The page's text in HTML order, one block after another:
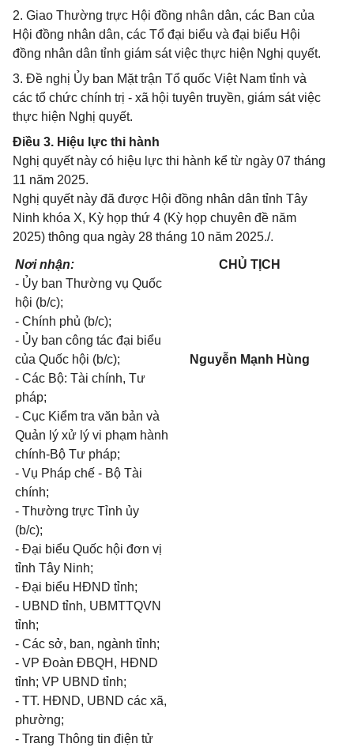
2. Giao Thường trực Hội đồng nhân dân, các Ban của
Hội đồng nhân dân, các Tổ đại biểu và đại biểu Hội
đồng nhân dân tỉnh giám sát việc thực hiện Nghị quyết.
3. Đề nghị Ủy ban Mặt trận Tổ quốc Việt Nam tỉnh và
các tổ chức chính trị - xã hội tuyên truyền, giám sát việc
thực hiện Nghị quyết.
Điều 3. Hiệu lực thi hành
Nghị quyết này có hiệu lực thi hành kể từ ngày 07 tháng
11 năm 2025.
Nghị quyết này đã được Hội đồng nhân dân tỉnh Tây
Ninh khóa X, Kỳ họp thứ 4 (Kỳ họp chuyên đề năm
2025) thông qua ngày 28 tháng 10 năm 2025./.
Nơi nhận:
- Ủy ban Thường vụ Quốc
hội (b/c);
- Chính phủ (b/c);
- Ủy ban công tác đại biểu
của Quốc hội (b/c);
- Các Bộ: Tài chính, Tư
pháp;
- Cục Kiểm tra văn bản và
Quản lý xử lý vi phạm hành
chính-Bộ Tư pháp;
- Vụ Pháp chế - Bộ Tài
chính;
- Thường trực Tỉnh ủy
(b/c);
- Đại biểu Quốc hội đơn vị
tỉnh Tây Ninh;
- Đại biểu HĐND tỉnh;
- UBND tỉnh, UBMTTQVN
tỉnh;
- Các sở, ban, ngành tỉnh;
- VP Đoàn ĐBQH, HĐND
tỉnh; VP UBND tỉnh;
- TT. HĐND, UBND các xã,
phường;
- Trang Thông tin điện tử
CHỦ TỊCH
Nguyễn Mạnh Hùng